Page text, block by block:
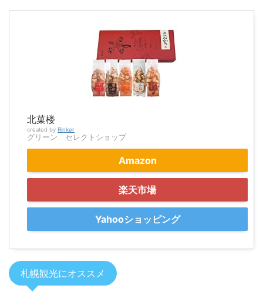
北菓楼
created by Rinker
グリーン セレクトショップ
Amazon
楽天市場
Yahooショッピング
札幌観光にオススメ